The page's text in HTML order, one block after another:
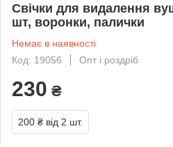
Свічки для видалення
шт, воронки, палички
Немає в наявності
Код: 19056
Опт і роздріб
230 ₴
200 ₴ від 2 шт.